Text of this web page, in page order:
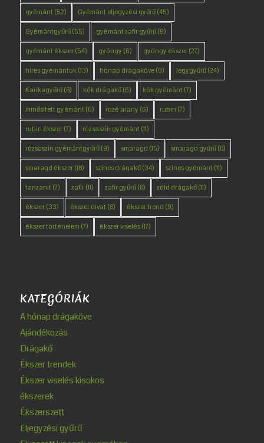
gyémánt (52) Gyémánt eljegyzési gyűrű(45)
Gyémántgyűrű(55) gyémánt zafír gyűrű(9)
gyémánt ékszer(54) gyöngy (6) gyöngy ékszer(27)
híres gyémántok(13) hónap drágaköve(9) Jegygyűrű(24)
Karikagyűrű(8) kék drágakő(6) kék gyémánt (7)
minősített gyémánt (6) rozé arany (6) rubin (7)
rubin ékszer(7) rózsaszín gyémánt (11)
rózsaszín gyémántgyűrű(9) smaragd (15) smaragd gyűrű(8)
smaragd ékszer(18) színes drágakő(34) színes gyémánt (11)
tanzanit (7) zafír(11) zafír gyűrű(8) zöld drágakő(11)
ékszer(33) ékszer divat (8) ékszer trend (9)
ékszer történelem (7) ékszer viselés(17)
KATEGÓRIÁK
A hónap drágaköve
Ajándékozás
Drágakő
Ékszer trendek
Ékszer viselés kisokos
ékszerek
Ékszerszett
Eljegyzési gyűrű